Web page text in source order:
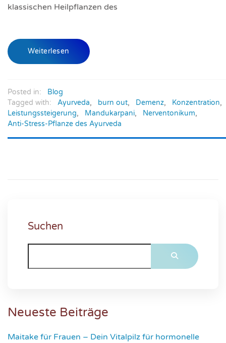
klassischen Heilpflanzen des
Weiterlesen
Posted in:
Blog
Tagged with:
Ayurveda, burn out, Demenz, Konzentration,
Leistungssteigerung, Mandukarpani, Nerventonikum,
Anti-Stress-Pflanze des Ayurveda
Suchen
Neueste Beiträge
Maitake für Frauen – Dein Vitalpilz für hormonelle